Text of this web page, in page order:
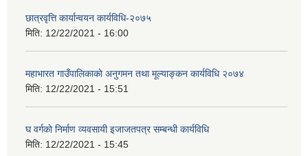
छात्रवृत्ति कार्यान्वयन कार्यविधि-२०७५
मिति: 12/22/2021 - 16:00
महाभारत गाउँपालिकाकाे अनुगमन तथा मूल्याङ्कन कार्यविधि ‍‍२०७४
मिति: 12/22/2021 - 15:51
घ वर्गकाे निर्माण व्यवसायी इजाजतपत्र सम्बन्धी कार्यविधि
मिति: 12/22/2021 - 15:45